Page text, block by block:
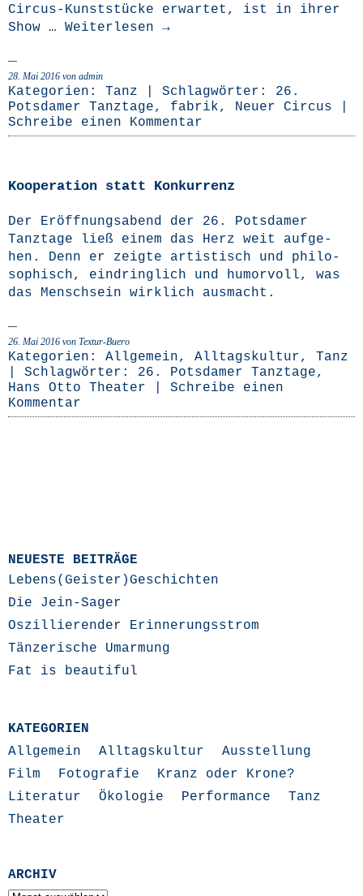
Cir­­cus-Kunst­­­stü­­cke erwar­tet, ist in ihrer
Show … Wei­ter­le­sen →
28. Mai 2016 von admin
Kategorien: Tanz | Schlagwörter: 26.
Potsdamer Tanztage, fabrik, Neuer Circus
Schreibe einen Kommentar
Kooperation statt Konkurrenz
Der Eröff­nungs­abend der 26. Pots­da­mer
Tanz­ta­ge ließ einem das Herz weit auf­ge­
hen. Denn er zeig­te artis­tisch und phi­lo­
so­phisch, ein­dring­lich und humor­voll, was
das Mensch­sein wirk­lich ausmacht.
26. Mai 2016 von Textur-Buero
Kategorien: Allgemein, Alltagskultur, Tanz
| Schlagwörter: 26. Potsdamer Tanztage,
Hans Otto Theater
Schreibe einen
Kommentar
NEUESTE BEITRÄGE
Lebens(Geister)Geschichten
Die Jein-Sager
Oszillierender Erinnerungsstrom
Tänzerische Umarmung
Fat is beautiful
KATEGORIEN
Allgemein
Alltagskultur
Ausstellung
Film
Fotografie
Kranz oder Krone?
Literatur
Ökologie Performance
Tanz
Theater
ARCHIV